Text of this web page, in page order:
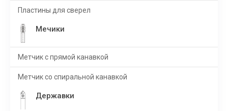
Пластины для сверел
Мечики
Метчик с прямой канавкой
Метчик со спиральной канавкой
Державки